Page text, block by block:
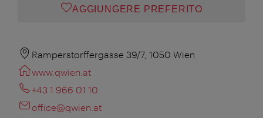
AGGIUNGERE PREFERITO
Ramperstorffergasse 39/7, 1050 Wien
www.qwien.at
+43 1 966 01 10
office@qwien.at